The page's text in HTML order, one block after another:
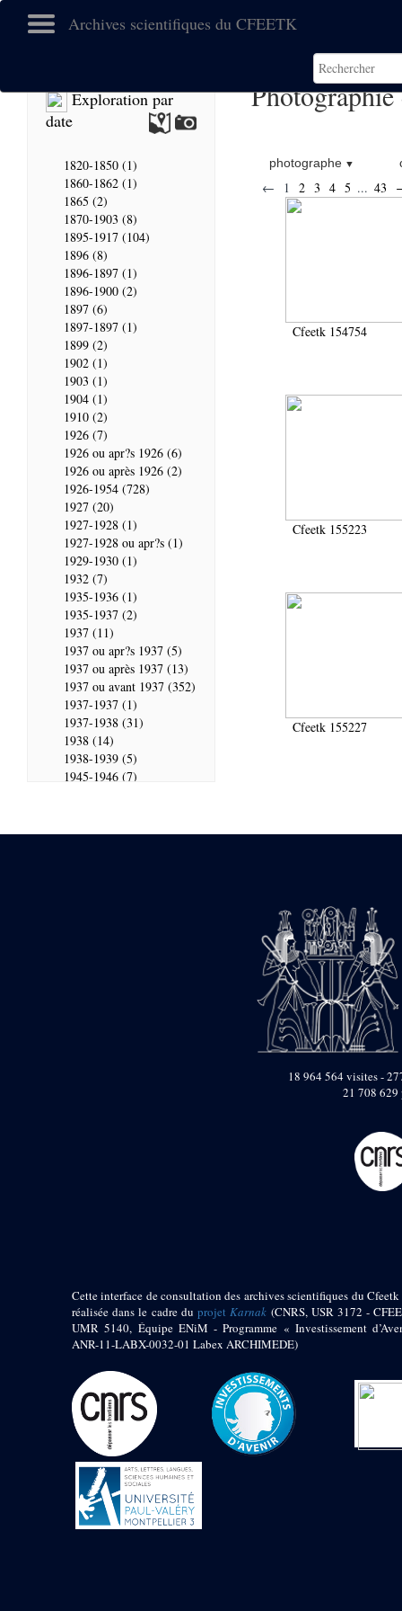
Archives scientifiques du CFEETK
Exploration par
date
1820-1850 (1)
1860-1862 (1)
1865 (2)
1870-1903 (8)
1895-1917 (104)
1896 (8)
1896-1897 (1)
1896-1900 (2)
1897 (6)
1897-1897 (1)
1899 (2)
1902 (1)
1903 (1)
1904 (1)
1910 (2)
1926 (7)
1926 ou apr?s 1926 (6)
1926 ou après 1926 (2)
1926-1954 (728)
1927 (20)
1927-1928 (1)
1927-1928 ou apr?s (1)
1929-1930 (1)
1932 (7)
1935-1936 (1)
1935-1937 (2)
1937 (11)
1937 ou apr?s 1937 (5)
1937 ou après 1937 (13)
1937 ou avant 1937 (352)
1937-1937 (1)
1937-1938 (31)
1938 (14)
1938-1939 (5)
1945-1946 (7)
1947-1950 (1)
1974-1975 (3)
1974-1979 (2)
1975 (46)
1976 (74)
1977 (32)
1978 (26)
1979 (13)
1980 (43)
1980-1986 (20)
1980-1991 (33)
1981 (187)
1982 (33)
1982-1986 (3)
1982-1988 (1)
photographe
← 1 2 3 4 5 ... 43
Cfeetk 154754
Cfeetk 155223
Cfeetk 155227
18 964 564 visites -
21 708 629
Cette interface de consultation des archives scientifiques du Cfeetk
réalisée dans le cadre duprojetKarnak (CNRS, USR 3172 -
UMR 5140, Équipe ENiM - Programme « Investissement
ANR-11-LABX-0032-01 Labex ARCHIMEDE)